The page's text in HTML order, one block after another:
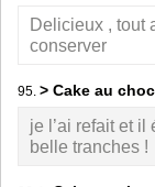
Delicieux , tout
conserver
95. > Cake au
je l’ai refait et
belle tranches !